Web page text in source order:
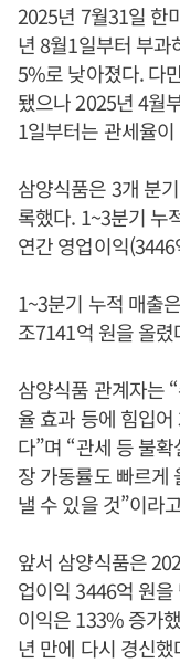
2025년 7월31일 한
년 8월1일부터 부
5%로 낮아졌다. 다
됐으나 2025년 4월
1일부터는 관세율
삼양식품은 3개 분
록했다. 1~3분기 누
연간 영업이익
1~3분기 누적 매출
조7141억 원을 올렸
삼양식품 관계자는
율 효과 등에 힘입
다”며 “관세 등 불
장 가동률도 빠르게
낼 수 있을 것”이라
앞서 삼양식품은
업이익 3446억 원
이익은 133% 증가
년 만에 다시 경신했